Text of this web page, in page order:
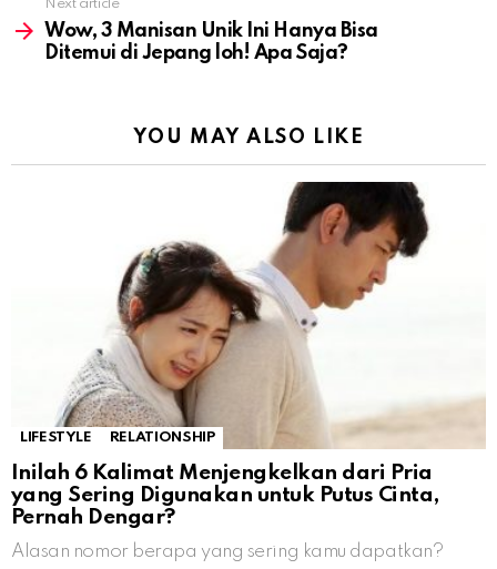
Next article
Wow, 3 Manisan Unik Ini Hanya Bisa
Ditemui di Jepang loh! Apa Saja?
YOU MAY ALSO LIKE
LIFESTYLE RELATIONSHIP
Inilah 6 Kalimat Menjengkelkan dari Pria
yang Sering Digunakan untuk Putus Cinta,
Pernah Dengar?
Alasan nomor berapa yang sering kamu dapatkan?